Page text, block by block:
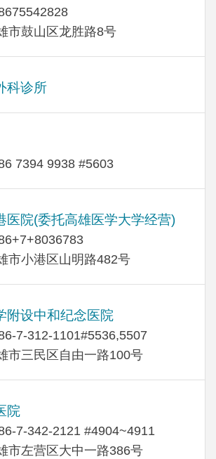
市鼓山区龙胜路8号
科诊所
7394 9938 #5603
医院(委托高雄医学大学经营)
市小港区山明路482号
附设中和纪念医院
7-312-1101#5536,5507
市三民区自由一路100号
院
7-342-2121 #4904~4911
市左营区大中一路386号